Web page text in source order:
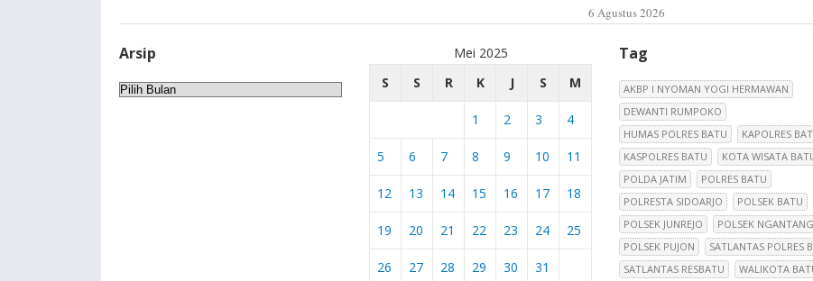
6 Agustus 2026
Arsip
Arsip
Mei 2025
S
S R K J S M
1 2 3 4
5 6 7 8 9 10 11
12 13 14 15 16 17 18
19 20 21 22 23 24 25
26 27 28 29 30 31
Tag
AKBP I NYOMAN YOGI HERMAWAN
DEWANTI RUMPOKO
HUMAS POLRES BATU
KAPOLRES
KASPOLRES BATU
KOTA WISATA
POLDA JATIM
POLRES BATU
POLRESTA SIDOARJO
POLSEK BATU
POLSEK JUNREJO
POLSEK NGANTANG
POLSEK PUJON
SATLANTAS POLRES
SATLANTAS RESBATU
WALIKOTA